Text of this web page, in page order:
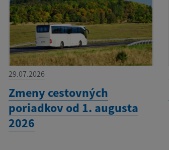
29.07.2026
Zmeny cestovných
poriadkov od 1. augusta
2026